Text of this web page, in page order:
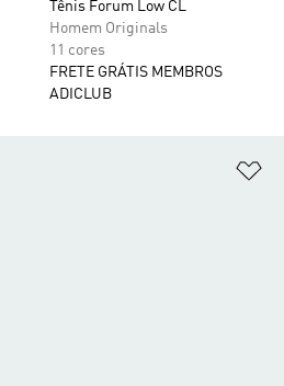
Tênis Forum Low CL
Homem Originals
11 cores
FRETE GRÁTIS MEMBROS
ADICLUB